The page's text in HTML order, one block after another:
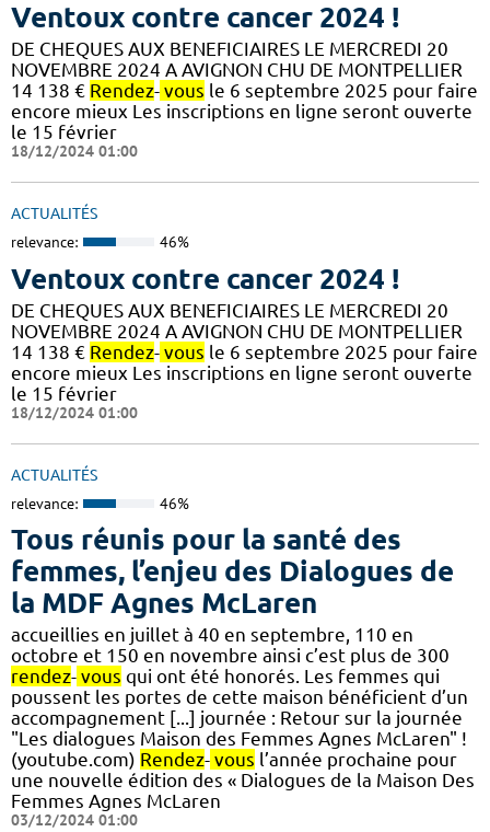
Ventoux contre cancer 2024 !
DE CHEQUES AUX BENEFICIAIRES LE MERCREDI 20
NOVEMBRE 2024 A AVIGNON CHU DE MONTPELLIER
14 138 € Rendez- vous le 6 septembre 2025 pour faire
encore mieux Les inscriptions en ligne seront ouverte
le 15 février
18/12/2024 01:00
ACTUALITÉS
relevance: 46%
Ventoux contre cancer 2024 !
DE CHEQUES AUX BENEFICIAIRES LE MERCREDI 20
NOVEMBRE 2024 A AVIGNON CHU DE MONTPELLIER
14 138 € Rendez- vous le 6 septembre 2025 pour faire
encore mieux Les inscriptions en ligne seront ouverte
le 15 février
18/12/2024 01:00
ACTUALITÉS
relevance: 46%
Tous réunis pour la santé des
femmes, l’enjeu des Dialogues de
la MDF Agnes McLaren
accueillies en juillet à 40 en septembre, 110 en
octobre et 150 en novembre ainsi c’est plus de 300
rendez- vous qui ont été honorés. Les femmes qui
poussent les portes de cette maison bénéficient d’un
accompagnement [...] journée : Retour sur la journée
"Les dialogues Maison des Femmes Agnes McLaren" !
(youtube.com) Rendez- vous l’année prochaine pour
une nouvelle édition des « Dialogues de la Maison Des
Femmes Agnes McLaren
03/12/2024 01:00